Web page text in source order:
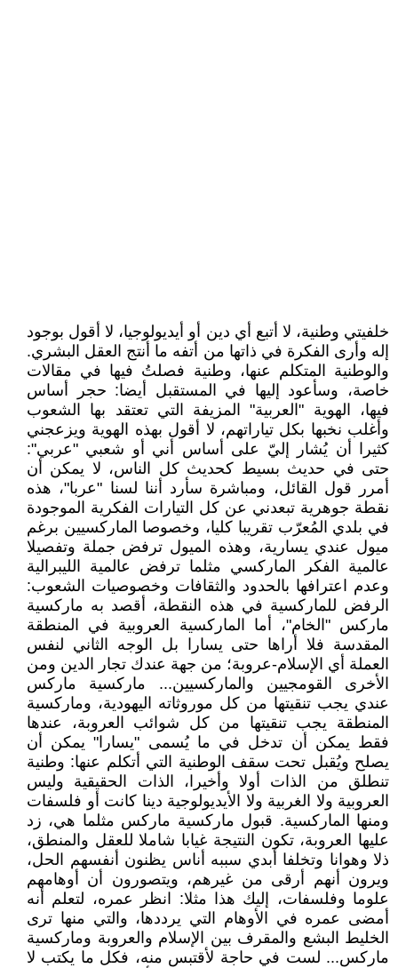
خلفيتي وطنية، لا أتبع أي دين أو أيديولوجيا، لا أقول بوجود
إله وأرى الفكرة في ذاتها من أتفه ما أنتج العقل البشري.
والوطنية المتكلم عنها، وطنية فصلتُ فيها في مقالات
خاصة، وسأعود إليها في المستقبل أيضا: حجر أساس
فيها، الهوية "العربية" المزيفة التي تعتقد بها الشعوب
وأغلب نخبها بكل تياراتهم، لا أقول بهذه الهوية ويزعجني
كثيرا أن يُشار إليّ على أساس أني أو شعبي "عربي":
حتى في حديث بسيط كحديث كل الناس، لا يمكن أن
أمرر قول القائل، ومباشرة سأرد أننا لسنا "عربا"، هذه
نقطة جوهرية تبعدني عن كل التيارات الفكرية الموجودة
في بلدي المُعرّب تقريبا كليا، وخصوصا الماركسيين برغم
ميول عندي يسارية، وهذه الميول ترفض جملة وتفصيلا
عالمية الفكر الماركسي مثلما ترفض عالمية الليبرالية
وعدم اعترافها بالحدود والثقافات وخصوصيات الشعوب:
الرفض للماركسية في هذه النقطة، أقصد به ماركسية
ماركس "الخام"، أما الماركسية العروبية في المنطقة
المقدسة فلا أراها حتى يسارا بل الوجه الثاني لنفس
العملة أي الإسلام-عروبة؛ من جهة عندك تجار الدين ومن
الأخرى القومجيين والماركسيين... ماركسية ماركس
عندي يجب تنقيتها من كل موروثاته اليهودية، وماركسية
المنطقة يجب تنقيتها من كل شوائب العروبة، عندها
فقط يمكن أن تدخل في ما يُسمى "يسارا" يمكن أن
يصلح ويُقبل تحت سقف الوطنية التي أتكلم عنها: وطنية
تنطلق من الذات أولا وأخيرا، الذات الحقيقية وليس
العروبية ولا الغربية ولا الأيديولوجية دينا كانت أو فلسفات
ومنها الماركسية. قبول ماركسية ماركس مثلما هي، زد
عليها العروبة، تكون النتيجة غيابا شاملا للعقل والمنطق،
ذلا وهوانا وتخلفا أبدي سببه أناس يظنون أنفسهم الحل،
ويرون أنهم أرقى من غيرهم، ويتصورون أن أوهامهم
علوما وفلسفات، إليك هذا مثلا: انظر عمره، لتعلم أنه
أمضى عمره في الأوهام التي يرددها، والتي منها ترى
الخليط البشع والمقرف بين الإسلام والعروبة وماركسية
ماركس... لست في حاجة لأقتبس منه، فكل ما يكتب لا